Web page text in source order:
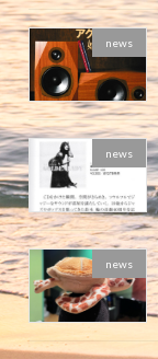
news
news
news